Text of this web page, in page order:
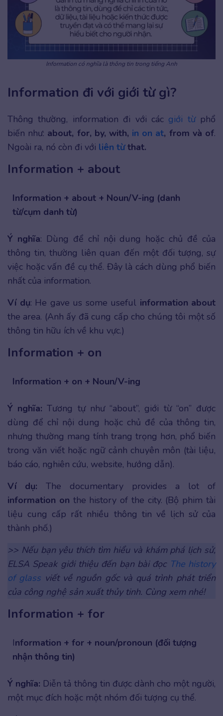
Information có nghĩa là thông tin trong tiếng Anh
Information đi với giới từ gì?
Thông thường, information đi với các giới từphổ
biến như: about, for, by, with, in on at, from và of.
Ngoài ra, nó còn đi với liên từthat.
Information + about
Information + about + Noun/V-ing (danh
từ/cụm danh từ)
Ý nghĩa: Dùng để chỉ nội dung hoặc chủ đề của
thông tin, thường liên quan đến một đối tượng, sự
việc hoặc vấn đề cụ thể. Đây là cách dùng phổ biến
nhất của information.
Ví dụ: He gave us some useful information about
the area. (Anh ấy đã cung cấp cho chúng tôi một số
thông tin hữu ích về khu vực.)
Information + on
Information + on + Noun/V-ing
Ý nghĩa: Tương tự như “about”, giới từ “on” được
dùng để chỉ nội dung hoặc chủ đề của thông tin,
nhưng thường mang tính trang trọng hơn, phổ biến
trong văn viết hoặc ngữ cảnh chuyên môn (tài liệu,
báo cáo, nghiên cứu, website, hướng dẫn).
Ví dụ: The documentary provides a lot of
information on the history of the city. (Bộ phim tài
liệu cung cấp rất nhiều thông tin về lịch sử của
thành phố.)
>> Nếu bạn yêu thích tìm hiểu và khám phá lịch sử,
ELSA Speak giới thiệu đến bạn bài đọc The history
of glass viết về nguồn gốc và quá trình phát triển
của công nghệ sản xuất thủy tinh. Cùng xem nhé!
Information + for
Information + for + noun/pronoun (đối tượng
nhận thông tin)
Ý nghĩa: Diễn tả thông tin được dành cho một người,
một mục đích hoặc một nhóm đối tượng cụ thể.